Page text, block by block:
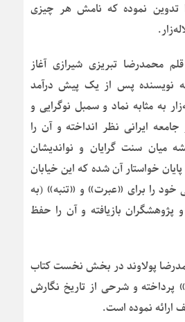
تدوین نموده که نامش هر چیزی
محمدرضا تبریزی شیرازی آغاز
نویسنده پس از یک پیش درآمد
به مثابه نماد و سمبل نوگرایی و
ایرانی نظر انداخته و آن را
میان سنت گرایان و نواندیشان
خواستار آن شده که این خیابان
خود را برای «عبرت» و «تنبه» (به
پژوهشگران بازیافته و آن را حفظ
پولاوند در بخش نخست کتاب
پرداخته و شرحی از تاریخ نگارش
ارائه نموده است.